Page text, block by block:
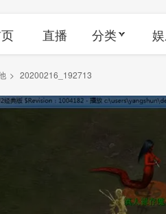
直播 分类
> 20200216_192713